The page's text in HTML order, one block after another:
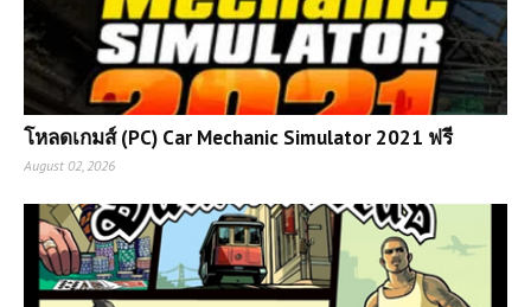
โหลดเกมส์ (PC) Car Mechanic Simulator 2021 ฟรี
August 02, 2026